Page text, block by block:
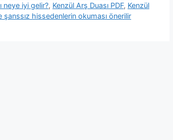
neye iyi gelir?, Kenzül Arş Duası PDF, Kenzül
şanssız hissedenlerin okuması önerilir